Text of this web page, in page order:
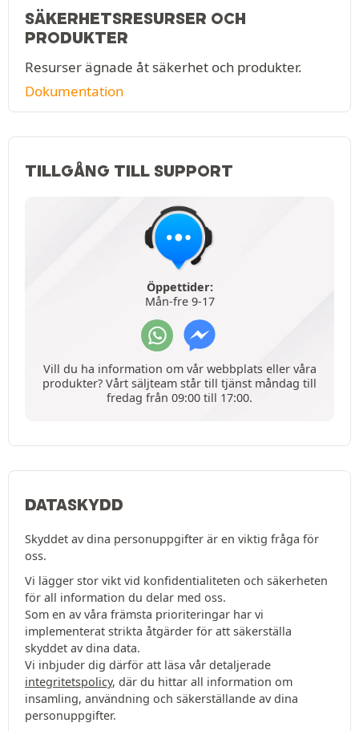
SÄKERHETSRESURSER OCH
PRODUKTER
Resurser ägnade åt säkerhet och produkter.
Dokumentation
TILLGÅNG TILL SUPPORT
Öppettider:
Mån-fre 9-17
Vill du ha information om vår webbplats eller våra
produkter? Vårt säljteam står till tjänst måndag till
fredag från 09:00 till 17:00.
DATASKYDD
Skyddet av dina personuppgifter är en viktig fråga för
oss.
Vi lägger stor vikt vid konfidentialiteten och säkerheten
för all information du delar med oss.
Som en av våra främsta prioriteringar har vi
implementerat strikta åtgärder för att säkerställa
skyddet av dina data.
Vi inbjuder dig därför att läsa vår detaljerade
integritetspolicy, där du hittar all information om
insamling, användning och säkerställande av dina
personuppgifter.